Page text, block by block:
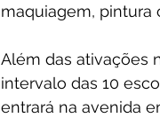
maquiagem, pintura
Além das ativações
intervalo das 10
entrará na avenida